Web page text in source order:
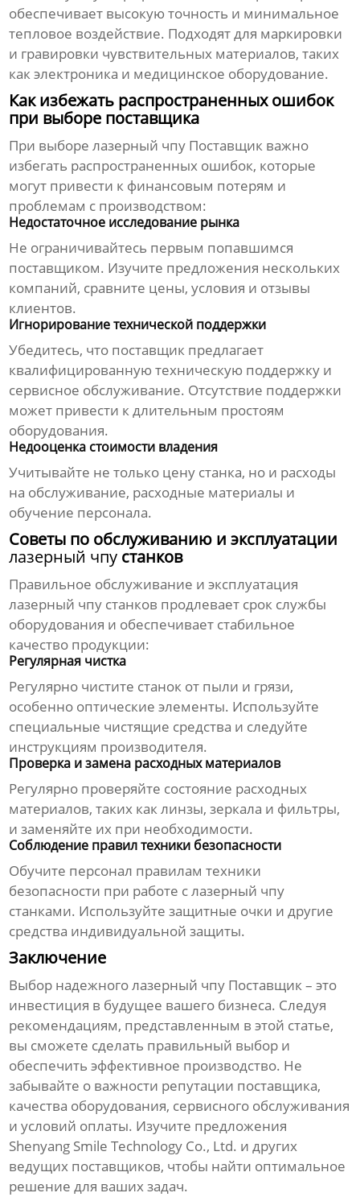
обеспечивает высокую точность и минимальное
тепловое воздействие. Подходят для маркировки
и гравировки чувствительных материалов, таких
как электроника и медицинское оборудование.
Как избежать распространенных ошибок
при выборе поставщика
При выборелазерный чпу Поставщик важно
избегать распространенных ошибок, которые
могут привести к финансовым потерям и
проблемам с производством:
Недостаточное исследование рынка
Не ограничивайтесь первым попавшимся
поставщиком. Изучите предложения нескольких
компаний, сравните цены, условия и отзывы
клиентов.
Игнорирование технической поддержки
Убедитесь, что поставщик предлагает
квалифицированную техническую поддержку и
сервисное обслуживание. Отсутствие поддержки
может привести к длительным простоям
оборудования.
Недооценка стоимости владения
Учитывайте не только цену станка, но и расходы
на обслуживание, расходные материалы и
обучение персонала.
Советы по обслуживанию и эксплуатации
лазерный чпу станков
Правильное обслуживание и эксплуатация
лазерный чпу станков продлевает срок службы
оборудования и обеспечивает стабильное
качество продукции:
Регулярная чистка
Регулярно чистите станок от пыли и грязи,
особенно оптические элементы. Используйте
специальные чистящие средства и следуйте
инструкциям производителя.
Проверка и замена расходных материалов
Регулярно проверяйте состояние расходных
материалов, таких как линзы, зеркала и фильтры,
и заменяйте их при необходимости.
Соблюдение правил техники безопасности
Обучите персонал правилам техники
безопасности при работе слазерный чпу
станками. Используйте защитные очки и другие
средства индивидуальной защиты.
Заключение
Выбор надежноголазерный чпу Поставщик– это
инвестиция в будущее вашего бизнеса. Следуя
рекомендациям, представленным в этой статье,
вы сможете сделать правильный выбор и
обеспечить эффективное производство. Не
забывайте о важности репутации поставщика,
качества оборудования, сервисного обслуживания
и условий оплаты. Изучите предложения
Shenyang Smile Technology Co., Ltd. и других
ведущих поставщиков, чтобы найти оптимальное
решение для ваших задач.